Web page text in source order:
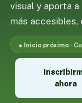
visual y aporta
más
● Inicio próximo ·
ahora